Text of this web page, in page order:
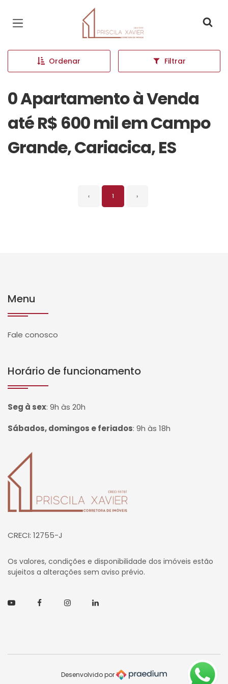
Página inicial
Ordenar Filtrar
0 Apartamento à Venda
até R$ 600 mil em Campo
Grande, Cariacica, ES
‹ 1 ›
Menu
Fale conosco
Horário de funcionamento
Seg à sex: 9h às 20h
Sábados, domingos e feriados: 9h às 18h
Página inicial
CRECI: 12755-J
Os valores, condições e disponibilidade dos imóveis estão
sujeitos a alterações sem aviso prévio.
YoutubeFacebookInstagramLinkedin
Desenvolvido por